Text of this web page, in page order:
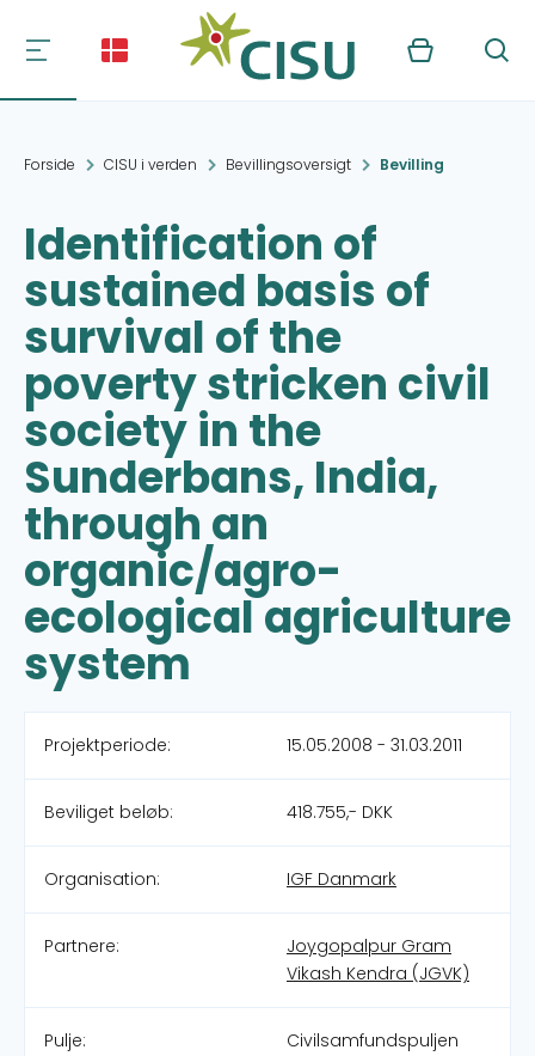
Kurv Søg
Forside CISU i verden Bevillingsoversigt Bevilling
Identification of
sustained basis of
survival of the
poverty stricken civil
society in the
Sunderbans, India,
through an
organic/agro-
ecological agriculture
system
Projektperiode: 15.05.2008 - 31.03.2011
Beviliget beløb: 418.755,- DKK
Organisation: IGF Danmark
Partnere:
Joygopalpur Gram
Vikash Kendra (JGVK)
Pulje: Civilsamfundspuljen